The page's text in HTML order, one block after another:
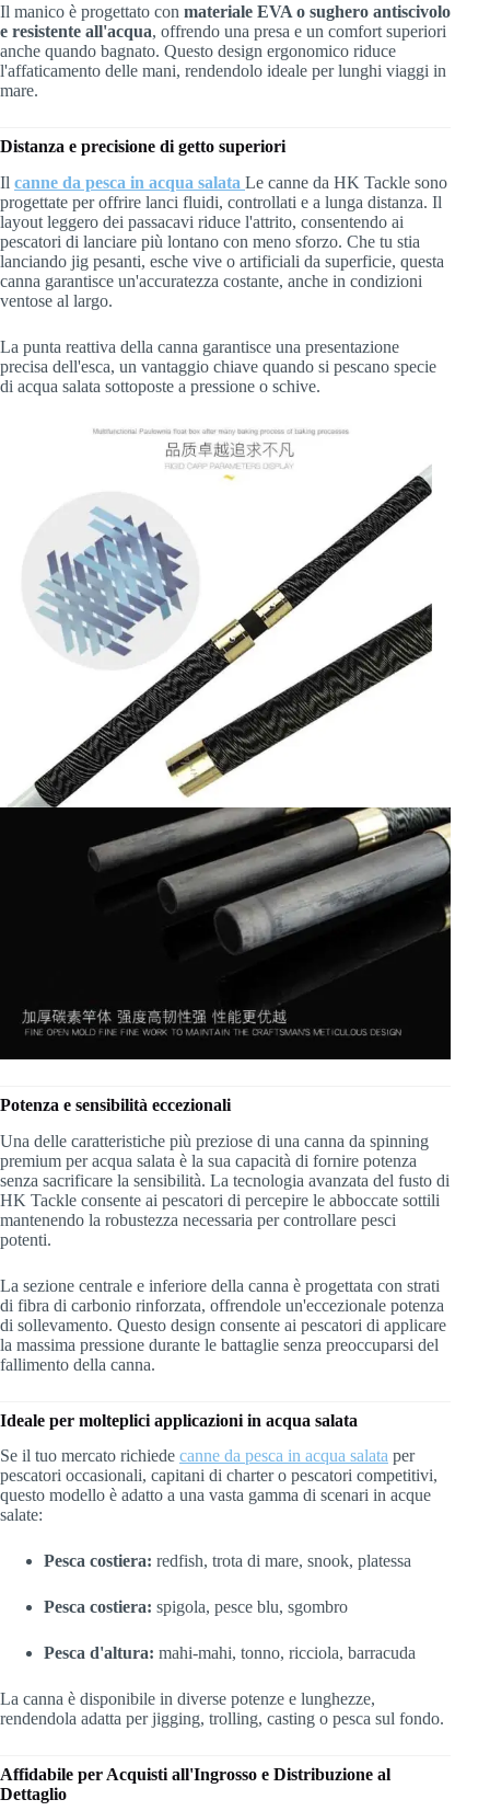
Il manico è progettato con materiale EVA o sughero antiscivolo
e resistente all'acqua, offrendo una presa e un comfort superiori
anche quando bagnato. Questo design ergonomico riduce
l'affaticamento delle mani, rendendolo ideale per lunghi viaggi in
mare.
Distanza e precisione di getto superiori
Il canne da pesca in acqua salata Le canne da HK Tackle sono
progettate per offrire lanci fluidi, controllati e a lunga distanza. Il
layout leggero dei passacavi riduce l'attrito, consentendo ai
pescatori di lanciare più lontano con meno sforzo. Che tu stia
lanciando jig pesanti, esche vive o artificiali da superficie, questa
canna garantisce un'accuratezza costante, anche in condizioni
ventose al largo.
La punta reattiva della canna garantisce una presentazione
precisa dell'esca, un vantaggio chiave quando si pescano specie
di acqua salata sottoposte a pressione o schive.
Potenza e sensibilità eccezionali
Una delle caratteristiche più preziose di una canna da spinning
premium per acqua salata è la sua capacità di fornire potenza
senza sacrificare la sensibilità. La tecnologia avanzata del fusto di
HK Tackle consente ai pescatori di percepire le abboccate sottili
mantenendo la robustezza necessaria per controllare pesci
potenti.
La sezione centrale e inferiore della canna è progettata con strati
di fibra di carbonio rinforzata, offrendole un'eccezionale potenza
di sollevamento. Questo design consente ai pescatori di applicare
la massima pressione durante le battaglie senza preoccuparsi del
fallimento della canna.
Ideale per molteplici applicazioni in acqua salata
Se il tuo mercato richiede canne da pesca in acqua salata per
pescatori occasionali, capitani di charter o pescatori competitivi,
questo modello è adatto a una vasta gamma di scenari in acque
salate:
Pesca costiera: redfish, trota di mare, snook, platessa
Pesca costiera: spigola, pesce blu, sgombro
Pesca d'altura: mahi-mahi, tonno, ricciola, barracuda
La canna è disponibile in diverse potenze e lunghezze,
rendendola adatta per jigging, trolling, casting o pesca sul fondo.
Affidabile per Acquisti all'Ingrosso e Distribuzione al
Dettaglio